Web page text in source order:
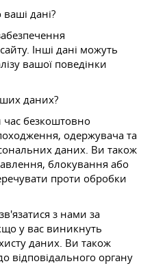
дані?
Інші дані можуть
вашої поведінки
даних?
час безкоштовно
одержувача та
даних. Ви також
блокування або
проти обробки
з нами за
у вас виникнуть
даних. Ви також
відповідального органу